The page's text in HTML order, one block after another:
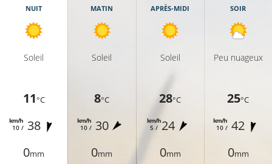
NUIT
Soleil
11°C
10 /
km/h 38
0mm
MATIN
Soleil
8°C
10 /
km/h 30
0mm
APRÈS-MIDI
Soleil
28°C
5 /
km/h24
0mm
SOIR
Peu nuageux
25°C
10 /
km/h 42
0mm